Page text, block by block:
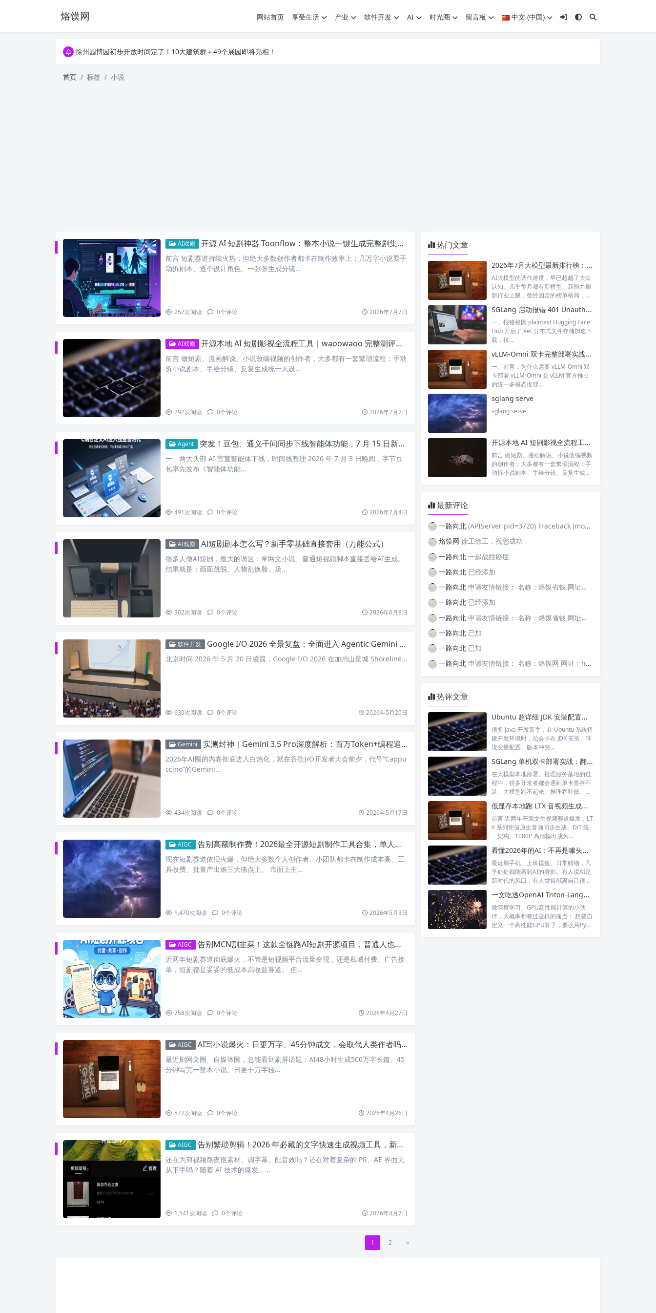
烙馍网 网站首页 享受生活 产业 软件开发 AI 时光圈 留言板 中文 (中国)
16796个OpenClaw Skills合集下载｜总2.7G，压缩后仅738M，覆盖全场景技能
徐州园博园初步开放时间定了！10大建筑群＋49个展园即将亮相！
徐州园博园初步开放时间定了！10大建筑群＋49个展园即将亮相！
首页 标签 小说
AI戏剧 开源 AI 短剧神器 Toonflow：整本小说一键生成完整剧集，个人 / 工作室量产利器
前言 短剧赛道持续火热，但绝大多数创作者都卡在制作效率上：几万字小说要手
动拆剧本、逐个设计角色、一张张生成分镜…
257次阅读 0个评论 2026年7月7日
AI戏剧 开源本地 AI 短剧影视全流程工具｜waoowaoo 完整测评，小说一键生成成片
前言 做短剧、漫画解说、小说改编视频的创作者，大多都有一套繁琐流程：手动
拆小说剧本、手绘分镜、反复生成统一人设…
292次阅读 0个评论 2026年7月7日
Agent 突发！豆包、通义千问同步下线智能体功能，7 月 15 日新规落地成关键节点
一、两大头部 AI 官宣智能体下线，时间线整理 2026 年 7 月 3 日晚间，字节豆
包率先发布《智能体功能…
491次阅读 0个评论 2026年7月4日
AI戏剧 AI短剧剧本怎么写？新手零基础直接套用（万能公式）
很多人做AI短剧，最大的误区：拿网文小说、普通短视频脚本直接丢给AI生成。
结果就是：画面跳脱、人物乱换脸、场…
302次阅读 0个评论 2026年6月8日
软件开发 Google I/O 2026 全景复盘：全面进入 Agentic Gemini 时代
北京时间 2026 年 5 月 20 日凌晨，Google I/O 2026 在加州山景城 Shoreline…
630次阅读 0个评论 2026年5月20日
Gemini 实测封神｜Gemini 3.5 Pro深度解析：百万Token+编程追平GPT-5.5，2026最值得冲的AI神器
2026年AI圈的内卷彻底进入白热化，就在谷歌I/O开发者大会前夕，代号“Cappu
ccino”的Gemini…
434次阅读 0个评论 2026年5月17日
AIGC 告别高额制作费！2026最全开源短剧制作工具合集，单人也能打造短剧流水线
现在短剧赛道依旧火爆，但绝大多数个人创作者、小团队都卡在制作成本高、工
具收费、批量产出难三大痛点上。 市面上主…
1,470次阅读 0个评论 2026年5月3日
AIGC 告别MCN割韭菜！这款全链路AI短剧开源项目，普通人也能零成本做剧
近两年短剧赛道彻底爆火，不管是短视频平台流量变现，还是私域付费、广告接
单，短剧都是妥妥的低成本高收益赛道。 但…
758次阅读 0个评论 2026年4月27日
AIGC AI写小说爆火：日更万字、45分钟成文，会取代人类作者吗？
最近刷网文圈、自媒体圈，总能看到刷屏话题：AI48小时生成500万字长篇、45
分钟写完一整本小说、日更十万字轻…
577次阅读 0个评论 2026年4月26日
AIGC 告别繁琐剪辑！2026 年必藏的文字快速生成视频工具，新手也能 3 分钟出大片
还在为剪视频熬夜抠素材、调字幕、配音效吗？还在对着复杂的 PR、AE 界面无
从下手吗？随着 AI 技术的爆发，…
1,541次阅读 0个评论 2026年4月7日
1 2 »
热门文章
2026年7月大模型最新排行榜：神仙打架！国产模型正式跻身全球第一梯队
AI大模型的迭代速度，早已超越了大众
认知。几乎每月都有新模型、新能力刷
新行业上限，曾经固定的榜单格局，如
SGLang 启动报错 401 Unauthorized XET CAS 鉴权失败 完整排查与解决
一、报错根因 plaintext Hugging Face
Hub 开启了 Xet 分布式文件存储加速下
载，拉...
vLLM-Omni 双卡完整部署实战：多模态 / 文生图 / 文生视频双卡张量并行落地指南
一、前言：为什么需要 vLLM-Omni 双
卡部署 vLLM-Omni 是 vLLM 官方推出
的统一多模态推理...
sglang serve
sglang serve
开源本地 AI 短剧影视全流程工具｜waoowaoo 完整测评，小说一键生成成片
前言 做短剧、漫画解说、小说改编视频
的创作者，大多都有一套繁琐流程：手
动拆小说剧本、手绘分镜、反复生成统
最新评论
一路向北 (APIServer pid=3720) Traceback (most recent
烙馍网 徐工徐工，祝您成功
一路向北 一起战胜癌症
一路向北 已经添加
一路向北 申请友情链接： 名称：烙馍省钱 网址：https://tb-m.luomor.com/ 已添加文心AIGC
一路向北 已经添加
一路向北 申请友情链接： 名称：烙馍省钱 网址：https://tb-m.luomor.com/ 已添加烙馍网
一路向北 已加
一路向北 已加
一路向北 申请友情链接： 名称：烙馍网 网址：https://www.luomor.com/ 已添加文心AIGC
热评文章
Ubuntu 超详细 JDK 安装配置教程（零基础一键搞定）
很多 Java 开发新手，在 Ubuntu 系统搭
建开发环境时，总会卡在 JDK 安装、环
境变量配置、版本冲突...
SGLang 单机双卡部署实战：翻倍显存、提速大模型推理
在大模型本地部署、推理服务落地的过
程中，很多开发者都会遇到单卡显存不
足、大模型跑不起来、推理吞吐低、延
低显存本地跑 LTX 音视频生成！rockapaper LTX-2.3-Distilled FP8 蒸馏模型全解析
前言 近两年开源文生视频赛道爆发，LT
X 系列凭借原生音画同步生成、DiT 统
一架构、1080P 高清输出成为...
看懂2026年的AI：不再是噱头，而是融入日常的智能伙伴
最近刷手机、上班摸鱼、日常购物，几
乎处处都能看到AI的身影。有人说AI是
新时代的风口，有人觉得AI离自己很
一文吃透OpenAI Triton-Lang：高性能GPU内核极简开发神器
做深度学习、GPU高性能计算的小伙
伴，大概率都有过这样的痛点： 想要自
定义一个高性能GPU算子，要么用PyT